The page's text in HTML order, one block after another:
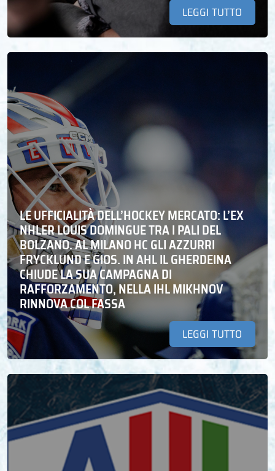
LEGGI TUTTO
LE UFFICIALITÀ DELL’HOCKEY MERCATO: L’EX
NHLER LOUIS DOMINGUE TRA I PALI DEL
BOLZANO. AL MILANO HC GLI AZZURRI
FRYCKLUND E GIOS. IN AHL IL GHERDEINA
CHIUDE LA SUA CAMPAGNA DI
RAFFORZAMENTO, NELLA IHL MIKHNOV
RINNOVA COL FASSA
LEGGI TUTTO